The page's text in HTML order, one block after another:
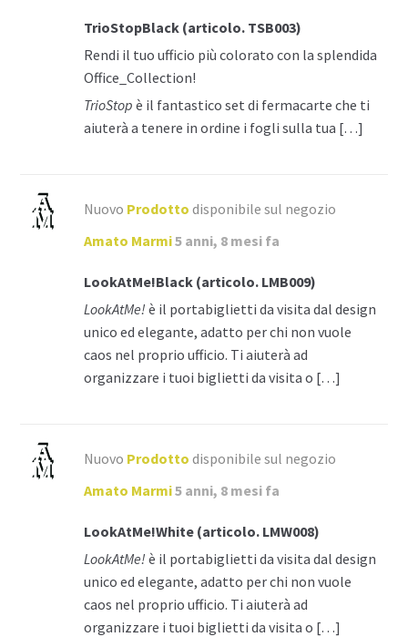
TrioStopBlack (articolo. TSB003)
Rendi il tuo ufficio più colorato con la splendida
Office_Collection!
TrioStop è il fantastico set di fermacarte che ti
aiuterà a tenere in ordine i fogli sulla tua […]
Nuovo Prodotto disponibile sul negozio
Amato Marmi5 anni, 8 mesi fa
LookAtMe!Black (articolo. LMB009)
LookAtMe! è il portabiglietti da visita dal design
unico ed elegante, adatto per chi non vuole
caos nel proprio ufficio. Ti aiuterà ad
organizzare i tuoi biglietti da visita o […]
Nuovo Prodotto disponibile sul negozio
Amato Marmi5 anni, 8 mesi fa
LookAtMe!White (articolo. LMW008)
LookAtMe! è il portabiglietti da visita dal design
unico ed elegante, adatto per chi non vuole
caos nel proprio ufficio. Ti aiuterà ad
organizzare i tuoi biglietti da visita o […]